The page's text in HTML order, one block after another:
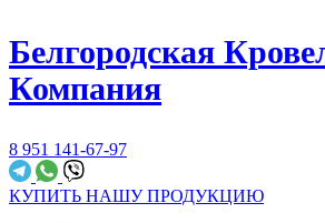
Белгородская
Компания
8 951 141-67-97
КУПИТЬ НАШУ ПРОДУКЦИЮ